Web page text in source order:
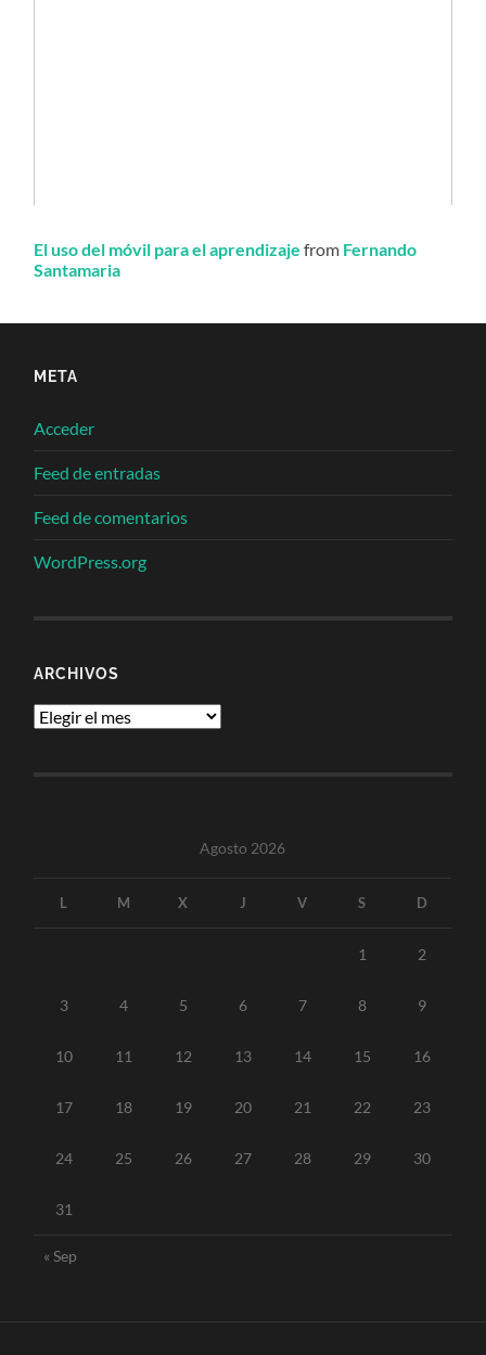
El uso del móvil para el aprendizaje from Fernando
Santamaria
META
Acceder
Feed de entradas
Feed de comentarios
WordPress.org
ARCHIVOS
Archivos
Agosto 2026
L M X J V S D
1 2
3 4 5 6 7 8 9
10 11 12 13 14 15 16
17 18 19 20 21 22 23
24 25 26 27 28 29 30
31
« Sep